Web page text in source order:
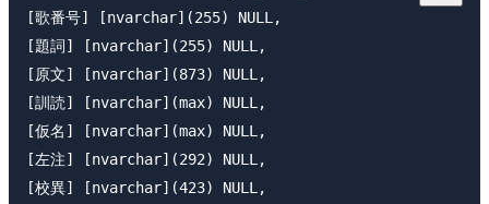
[歌番号] [nvarchar](255) NULL,
[題詞] [nvarchar](255) NULL,
[原文] [nvarchar](873) NULL,
[訓読] [nvarchar](max) NULL,
[仮名] [nvarchar](max) NULL,
[左注] [nvarchar](292) NULL,
[校異] [nvarchar](423) NULL,